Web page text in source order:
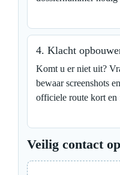
4. Klacht
Komt u er niet uit?
bewaar screenshots
officiele route kort en
Veilig contact